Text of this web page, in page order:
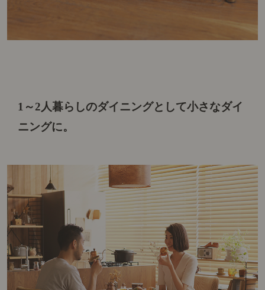
1～2人暮らしのダイニングとして小さなダイ
ニングに。